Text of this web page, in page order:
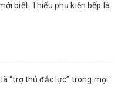
biết: Thiếu phụ kiện bếp là
“trợ thủ đắc lực” trong mọi